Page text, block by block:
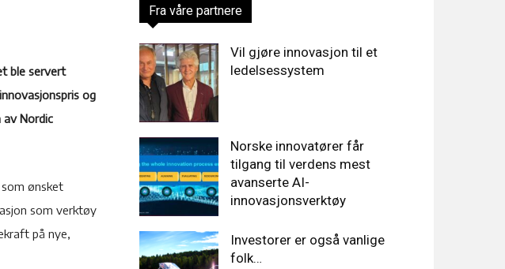
ble servert
og
av Nordic
ønsket
som verktøy
på nye,
Fra våre partnere
Vil gjøre innovasjon til et
ledelsessystem
Norske innovatører får
tilgang til verdens mest
avanserte AI-
innovasjonsverktøy
Investorer er også vanlige
folk…